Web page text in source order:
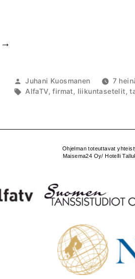
”Tanssit
kilpailu”Artikkelin
julkaisija
Juhani Kuosmanen 7
Avainsanat:
AlfaTV,firmat, liikuntasetelit,
Ohjelman toteuttavat
Maisema24 Oy/ Hotelli